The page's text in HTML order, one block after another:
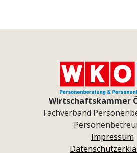
Wirtschaftskammer
Fachverband
Impressum